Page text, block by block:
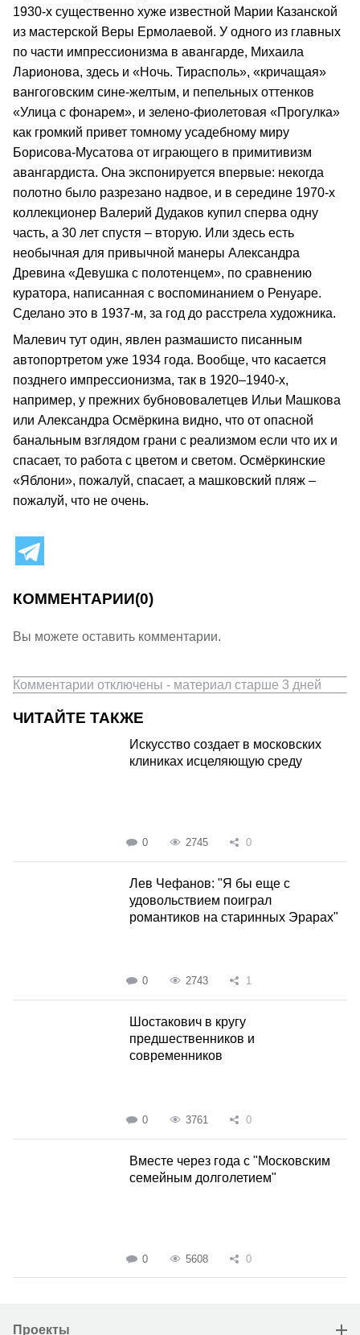
1930-х существенно хуже известной Марии Казанской
из мастерской Веры Ермолаевой. У одного из главных
по части импрессионизма в авангарде, Михаила
Ларионова, здесь и «Ночь. Тирасполь», «кричащая»
вангоговским сине-желтым, и пепельных оттенков
«Улица с фонарем», и зелено-фиолетовая «Прогулка»
как громкий привет томному усадебному миру
Борисова-Мусатова от играющего в примитивизм
авангардиста. Она экспонируется впервые: некогда
полотно было разрезано надвое, и в середине 1970-х
коллекционер Валерий Дудаков купил сперва одну
часть, а 30 лет спустя – вторую. Или здесь есть
необычная для привычной манеры Александра
Древина «Девушка с полотенцем», по сравнению
куратора, написанная с воспоминанием о Ренуаре.
Сделано это в 1937-м, за год до расстрела художника.
Малевич тут один, явлен размашисто писанным
автопортретом уже 1934 года. Вообще, что касается
позднего импрессионизма, так в 1920–1940-х,
например, у прежних бубнововалетцев Ильи Машкова
или Александра Осмёркина видно, что от опасной
банальным взглядом грани с реализмом если что их и
спасает, то работа с цветом и светом. Осмёркинские
«Яблони», пожалуй, спасает, а машковский пляж –
пожалуй, что не очень.
КОММЕНТАРИИ(0)
Вы можете оставить комментарии.
Комментарии отключены - материал старше 3 дней
ЧИТАЙТЕ ТАКЖЕ
Искусство создает в московских
клиниках исцеляющую среду
0 2745 0
Лев Чефанов: "Я бы еще с
удовольствием поиграл
романтиков на старинных Эрарах"
0 2743 1
Шостакович в кругу
предшественников и
современников
0 3761 0
Вместе через года с "Московским
семейным долголетием"
0 5608 0
Проекты